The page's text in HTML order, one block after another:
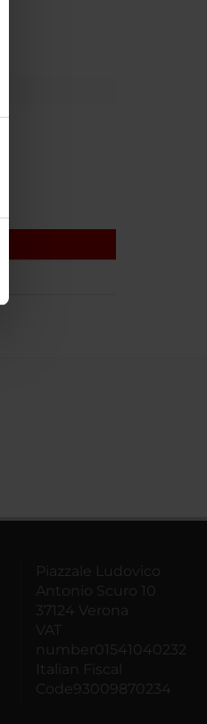
Piazzale Ludovico
Antonio Scuro 10
37124 Verona
VAT
number01541040232
Italian Fiscal
Code93009870234